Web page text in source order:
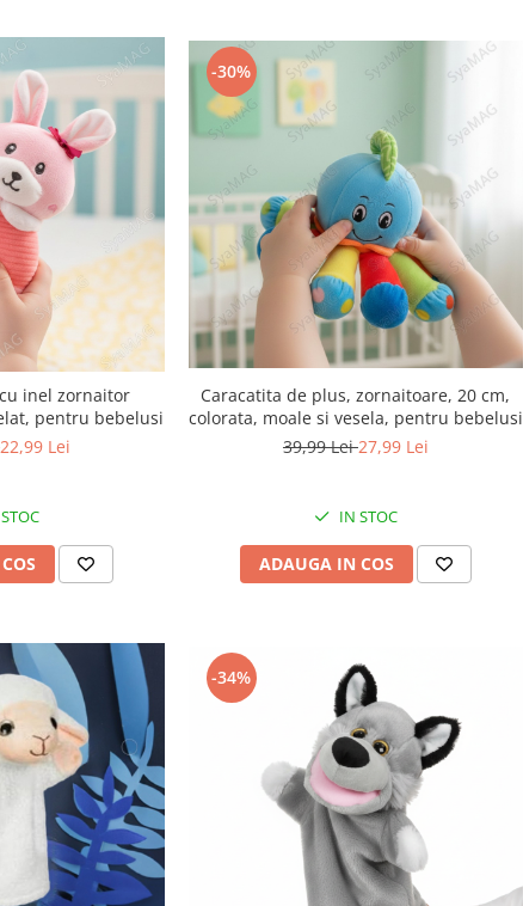
inel zornaitor
catifelat, pentru bebelusi
22,99 Lei
-30%
Caracatita de plus, zornaitoare, 20 cm,
colorata, moale si vesela, pentru bebelusi
39,99 Lei27,99 Lei
IN STOC
ADAUGA IN COS
-34%